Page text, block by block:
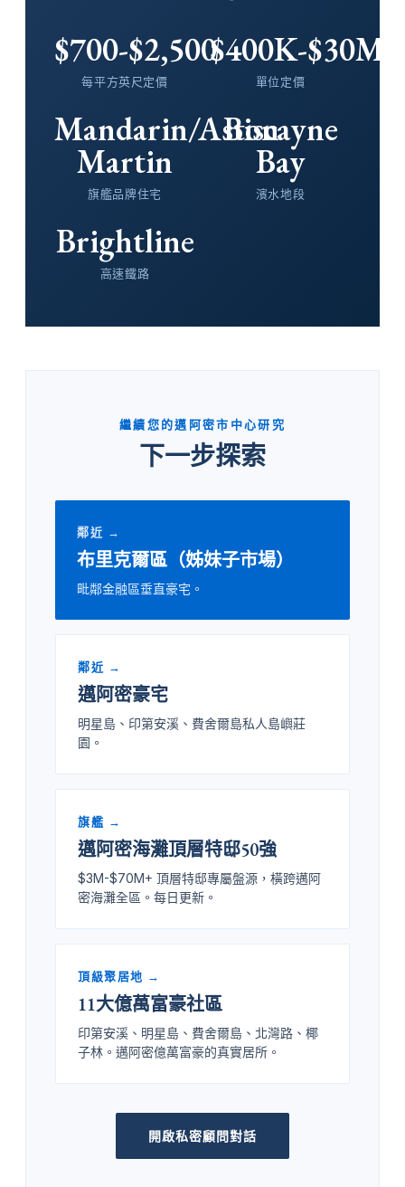
$700-$2,500
每平方英尺定價
$400K-$30M+
單位定價
Mandarin/Aston
Martin
旗艦品牌住宅
Biscayne
Bay
濱水地段
Brightline
高速鐵路
繼續您的邁阿密市中心研究
下一步探索
鄰近 →
布里克爾區（姊妹子市場）
毗鄰金融區垂直豪宅。
鄰近 →
邁阿密豪宅
明星島、印第安溪、費舍爾島私人島嶼莊
園。
旗艦 →
邁阿密海灘頂層特邸50強
$3M-$70M+ 頂層特邸專屬盤源，橫跨邁阿
密海灘全區。每日更新。
頂級聚居地 →
11大億萬富豪社區
印第安溪、明星島、費舍爾島、北灣路、椰
子林。邁阿密億萬富豪的真實居所。
開啟私密顧問對話